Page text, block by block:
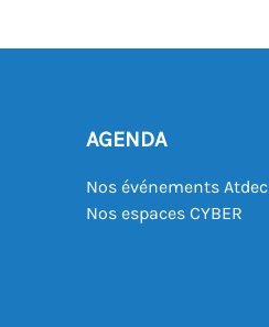
AGENDA
Nos événements Atdec
Nos espaces CYBER